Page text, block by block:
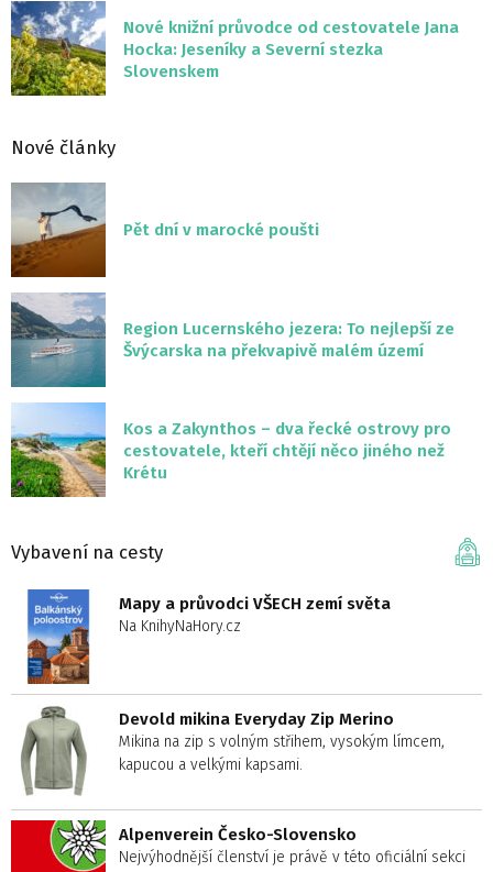
Nové knižní průvodce od cestovatele Jana
Hocka: Jeseníky a Severní stezka
Slovenskem
Nové články
Pět dní v marocké poušti
Region Lucernského jezera: To nejlepší ze
Švýcarska na překvapivě malém území
Kos a Zakynthos – dva řecké ostrovy pro
cestovatele, kteří chtějí něco jiného než
Krétu
Vybavení na cesty
Mapy a průvodci VŠECH zemí světa
Na KnihyNaHory.cz
Devold mikina Everyday Zip Merino
Mikina na zip s volným střihem, vysokým límcem,
kapucou a velkými kapsami.
Alpenverein Česko-Slovensko
Nejvýhodnější členství je právě v této oficiální sekci